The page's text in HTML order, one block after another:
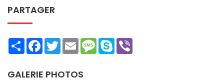
PARTAGER
ShareFacebookTwitterEmailMessage
Skype
GALERIE PHOTOS